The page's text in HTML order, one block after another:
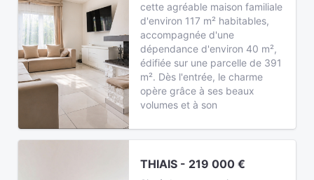
cette agréable maison familiale
d'environ 117 m² habitables,
accompagnée d'une
dépendance d'environ 40 m²,
édifiée sur une parcelle de 391
m². Dès l'entrée, le charme
opère grâce à ses beaux
volumes et à son
THIAIS - 219 000 €